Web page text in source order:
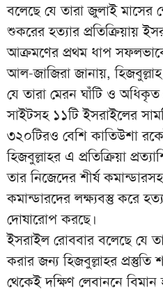
বলেছে যে তারা জুলাই মাসের
শুকরের হত্যার প্রতিক্রিয়ায়
আক্রমণের প্রথম ধাপ
আল-জাজিরা জানায়,
যে তারা মেরন ঘাঁটি ও
সাইটসহ ১১টি ইসরাইলের
৩২০টিরও বেশি কাতিউশা
হিজবুল্লাহর এ প্রতিক্রিয়া
তার নিজেদের শীর্ষ
কমান্ডারদের লক্ষ্যবস্তু করে
দোষারোপ করছে।
ইসরাইল রোববার বলেছে যে
করার জন্য হিজবুল্লাহর
থেকেই দক্ষিণ লেবাননে